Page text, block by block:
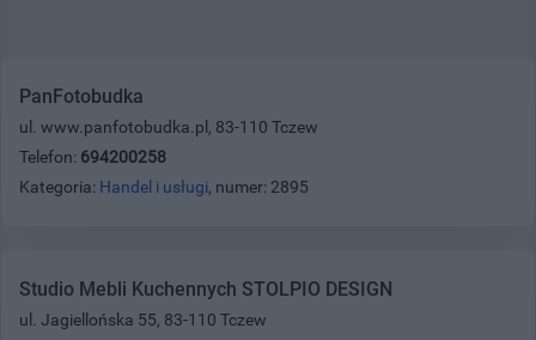
PanFotobudka
ul. www.panfotobudka.pl, 83-110 Tczew
Telefon: 694200258
Kategoria: Handel i usługi, numer: 2895
Studio Mebli Kuchennych STOLPIO DESIGN
ul. Jagiellońska 55, 83-110 Tczew